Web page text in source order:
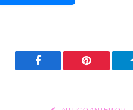
Facebook Pinterest